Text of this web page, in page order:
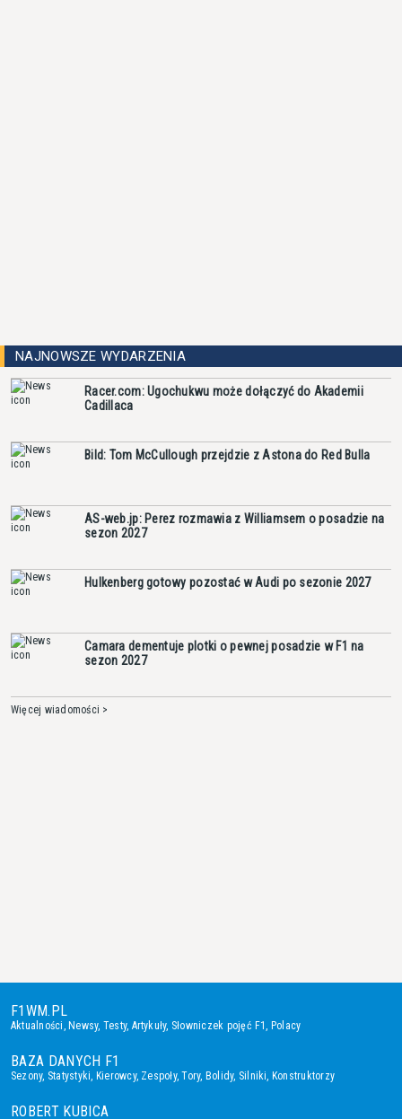
NAJNOWSZE WYDARZENIA
Racer.com: Ugochukwu może dołączyć do Akademii
Cadillaca
Bild: Tom McCullough przejdzie z Astona do Red Bulla
AS-web.jp: Perez rozmawia z Williamsem o posadzie na
sezon 2027
Hulkenberg gotowy pozostać w Audi po sezonie 2027
Camara dementuje plotki o pewnej posadzie w F1 na
sezon 2027
Więcej wiadomości >
F1WM.PL
Aktualności, Newsy, Testy, Artykuły, Słowniczek pojęć F1, Polacy
BAZA DANYCH F1
Sezony, Statystyki, Kierowcy, Zespoły,Tory, Bolidy, Silniki, Konstruktorzy
ROBERT KUBICA